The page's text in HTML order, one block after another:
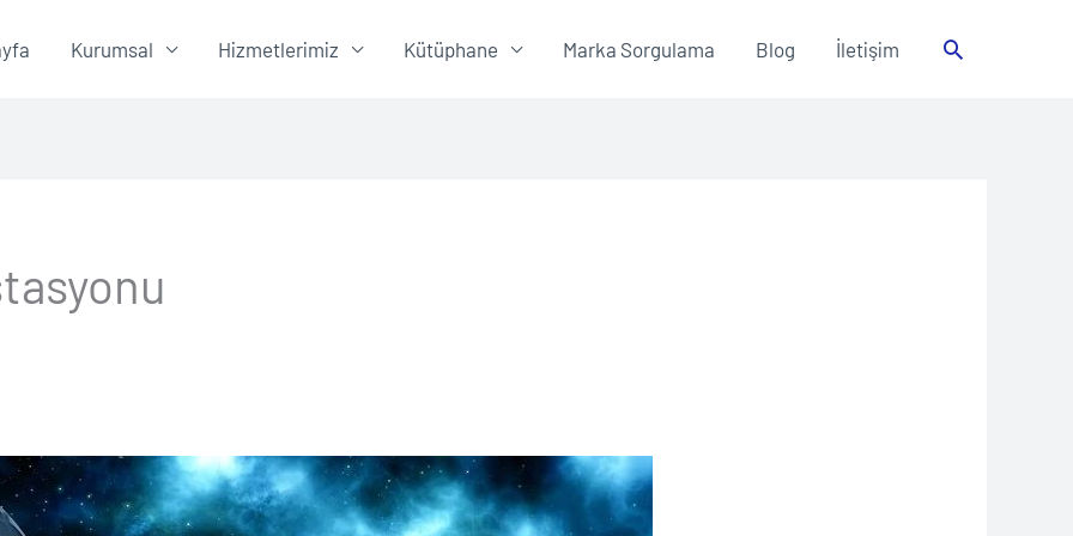
Kurumsal Hizmetlerimiz Kütüphane Marka Sorgulama Blog İletişim Arama